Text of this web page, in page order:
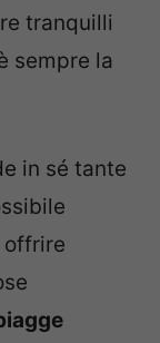
tranquilli
sempre la
in sé tante
offrire